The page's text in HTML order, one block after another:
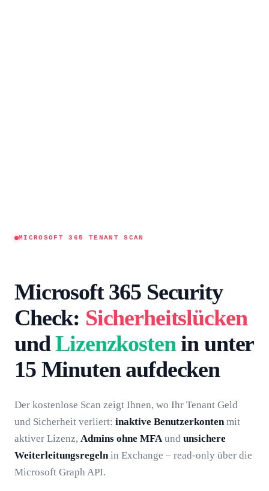
MICROSOFT 365 TENANT SCAN
Microsoft 365 Security
Check: Sicherheitslücken
undLizenzkostenin unter
15 Minuten aufdecken
Der kostenlose Scan zeigt Ihnen, wo Ihr Tenant Geld
und Sicherheit verliert: inaktive Benutzerkontenmit
aktiver Lizenz, Admins ohne MFAund unsichere
Weiterleitungsregelnin Exchange – read-only über die
Microsoft Graph API.